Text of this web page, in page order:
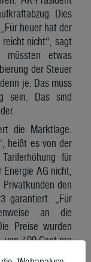
Dies
heuer hat der
nicht“, sagt
etwas
der Steuer
je. Das muss
sein. Das sind
die Marktlage.
heißt es von der
für
AG nicht,
den
garantiert. „Für
an die
Preise wurden
7,99 Cent pro